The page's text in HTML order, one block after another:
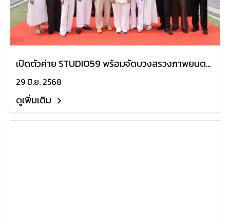
เปิดตัวค่าย STUDIO59 พร้อมจัดบวงสรวงภาพยนตร์
เขย่าวงการพระเครื่องเรื่องใหม่ "The Amulet Game
โคตรเหลี่ยม เกมส์ โกง เซียน"
29 มิ.ย. 2568
ดูเพิ่มเติม